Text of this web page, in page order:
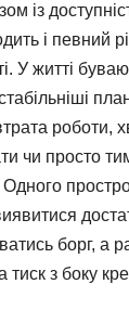
із
і певний
У житті
роботи,
чи просто
Одного
борг, а
з боку